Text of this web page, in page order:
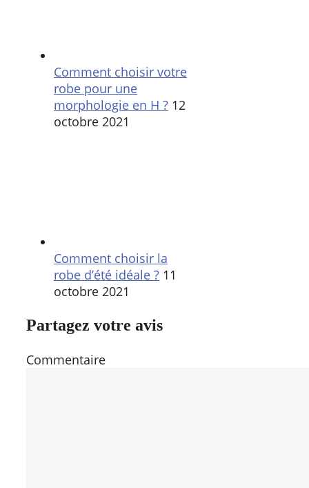
Comment choisir votre
robe pour une
morphologie en H ? 12
octobre 2021
Comment choisir la
robe d’été idéale ? 11
octobre 2021
Partagez votre avis
Commentaire